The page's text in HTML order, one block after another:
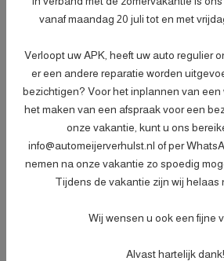
- Verlichtingscontrole;
- Bandenspanningscontrole;
- Vrijwaren eventuele
- Auto is of wordt gepoetst;
- 3 maanden garantie;
- Wasbeurt bij aflevering.
Meer informatie
Specificaties
vanaf maandag 20 juli tot en met
Verloopt uw APK, heeft uw auto regulier
er een andere reparatie worden
bezichtigen? Voor het inplannen van een
het maken van een afspraak voor een
onze vakantie, kunt u ons
info@automeijerverhulst.nl of per
nemen na onze vakantie zo spoedig
Tijdens de vakantie zijn wij helaas
Wij wensen u ook een fijne
Alvast hartelijk dank!